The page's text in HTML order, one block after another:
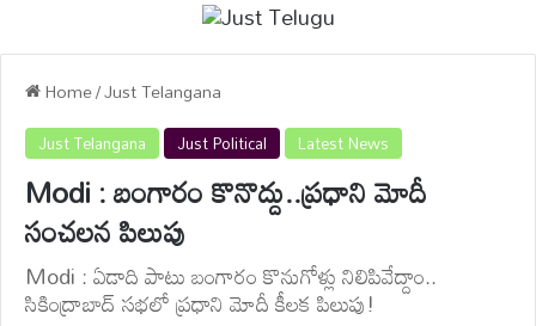
Home/Just Telangana
Just Telangana Just Political Latest News
Modi : బంగారం కొనొద్దు..ప్రధాని మోదీ
సంచలన పిలుపు
Modi : ఏడాది పాటు బంగారం కొనుగోళ్లు నిలిపివేద్దాం..
సికింద్రాబాద్ సభలో ప్రధాని మోదీ కీలక పిలుపు!